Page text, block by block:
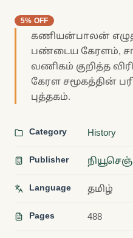
5% OFF
கணியன்பாலன்
பண்டைய கேரளம்,
வணிகம் குறித்த
கேரள சமூகத்தின்
புத்தகம்.
Category History
Publisher
Language தமிழ்
Pages 488